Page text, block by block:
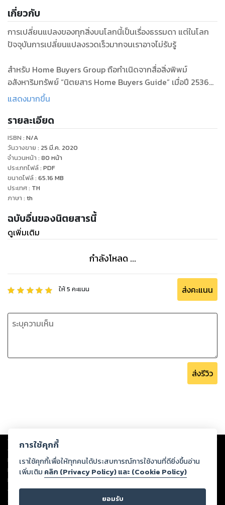
เกี่ยวกับ
การเปลี่ยนแปลงของทุกสิ่งบนโลกนี้เป็นเรื่องธรรมดา แต่ในโลก
ปัจจุบันการเปลี่ยนแปลงรวดเร็วมากจนเราอาจไม่รับรู้
สำหรับ Home Buyers Group ถือกำเนิดจากสื่อสิ่งพิพม์
อสังหาริมทรัพย์ “นิตยสาร Home Buyers Guide” เมื่อปี 2536
ทำหน้าที่รวบรวมข้อมูลข่าวสารโครงการที่อยู่อาศัยทั่วประเทศไทย
ยิ่ง และขยายตัวออกผลิตภัณฑ์ที่เกี่ยวเนื่องตอบสนองผู้บริโภค
หลากหลายกลุ่ม อาทิ ผู้ผลิตรายการโทรทัศน์เกี่ยวกับการเลือกซื้อ
บ้าน ผู้จัดงานแสดงสินค้าที่อยู่อาศัย
เมื่อโลกเปลี่ยนจากยุค Analog เข้าสู่ Digital เปลี่ยนจากสื่อ
ประเภท Hard Copy ไปสู่สื่อ Online และ Social เรารับรู้ถึงสิ่งนี้
และปรับตัวรับการเปลี่ยนแปลง
เราเริ่มสร้างและพัฒนาเว็บไซต์ www.home.co.th ตั้งแต่ปี 2000
จนปัจจุบันกลายเป็นเว็บไซต์ชั้นนำในการค้นหาที่อยู่อาศัยใหม่ มีผู้
สร้างและพัฒนาเฟสบุ๊คแฟนเพจ home.co.th มีผู้ติดตามมากกว่า
800,000 ราย
สร้างและพัฒนายูทูปแชลนัล homebuyers TV มีผู้ติดตาม
(subscribe) มากกว่า 100,000 ราย
Home Buyers ยังก้าวกระโดดเข้าสู่ยุค Big data & Machine
สนองความต้องการผู้ต้องการที่อยู่อาศัยให้แม่นยำและมี
ที่สุด ช่วยให้ธุรกิจอสังหาริมทรัพย์เพื่อที่อยู่อาศัยดำเนินธุรกิจได้
อย่างมีประสิทธิภาพสูงสุด
ถึงตอนนี้เราคงต้องยุติและกล่าวคำอำลาผู้อ่านทุกท่าน และผู้ให้การ
สนับสนุนนิตยสาร Home Buyer Guide ตลอดเวลาที่ผ่านมา
แสดงมากขึ้น
รายละเอียด
ISBN : N/A
วันวางขาย : 25 มี.ค. 2020
จำนวนหน้า : 80 หน้า
ประเภทไฟล์: PDF
ขนาดไฟล์: 65.16 MB
ประเทศ: TH
ภาษา : th
ฉบับอื่นของนิตยสารนี้
ดูเพิ่มเติม
กำลังโหลด ...
ให้5 คะแนน ส่งคะแนน
ส่งรีวิว
Copyright © 2026
ต่อผลงานหรือเนื้อหาใดที่อัปโหลดผ่านเว็บไซต์และปรากฏว่าละเมิดสิทธิใน
ทรัพย์สินทางปัญญาของบุคคลอื่นหรือขัดต่อกฎหมายและศีลธรรม ดังนั้น ผู้อ่าน
ทุกท่านโปรดใช้วิจารณญาณในการกลั่นกรองด้วยตนเอง และหากท่านพบว่าส่วน
หนึ่งส่วนใดขัดต่อกฎหมายและศีลธรรม กรุณาแจ้งมายังบริษัท เพื่อทีมงานจะได้
ดำเนินการในทันที ทั้งนี้ ทางสตอรี่ล็อกขอสงวนลิขสิทธิ์ตามพระราชบัญญัติ
ลิขสิทธิ์ พ.ศ. 2537 (ฉบับล่าสุด)
การใช้คุกกี้
เราใช้คุกกี้เพื่อให้ทุกคนได้ประสบการณ์การใช้งานที่ดียิ่งขึ้นอ่าน
เพิ่มเติม คลิก (Privacy Policy) และ (Cookie Policy)
ยอมรับ